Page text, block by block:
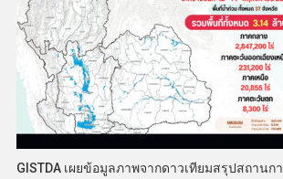
GISTDA เผยข้อมูลภาพจากดาวเทียมสรุปสถาน